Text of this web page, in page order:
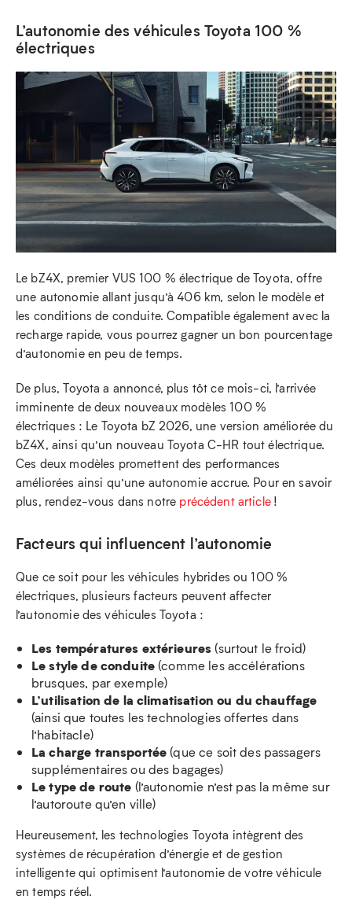
L’autonomie des véhicules Toyota 100 %
électriques
Le bZ4X, premier VUS 100 % électrique de Toyota, offre
une autonomie allant jusqu’à 406 km, selon le modèle et
les conditions de conduite. Compatible également avec la
recharge rapide, vous pourrez gagner un bon pourcentage
d’autonomie en peu de temps.
De plus, Toyota a annoncé, plus tôt ce mois-ci, l’arrivée
imminente de deux nouveaux modèles 100 %
électriques : Le Toyota bZ 2026, une version améliorée du
bZ4X, ainsi qu’un nouveau Toyota C-HR tout électrique.
Ces deux modèles promettent des performances
améliorées ainsi qu’une autonomie accrue. Pour en savoir
plus, rendez-vous dans notre précédent article!
Facteurs qui influencent l’autonomie
Que ce soit pour les véhicules hybrides ou 100 %
électriques, plusieurs facteurs peuvent affecter
l’autonomie des véhicules Toyota :
Les températures extérieures(surtout le froid)
Le style de conduite(comme les accélérations
brusques, par exemple)
L’utilisation de la climatisation ou du chauffage
(ainsi que toutes les technologies offertes dans
l’habitacle)
La charge transportée(que ce soit des passagers
supplémentaires ou des bagages)
Le type de route (l’autonomie n’est pas la même sur
l’autoroute qu’en ville)
Heureusement, les technologies Toyota intègrent des
systèmes de récupération d’énergie et de gestion
intelligente qui optimisent l’autonomie de votre véhicule
en temps réel.